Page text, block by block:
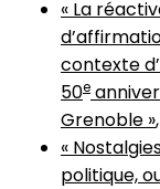
« La
contexte
50e
Grenoble »
«
politique,